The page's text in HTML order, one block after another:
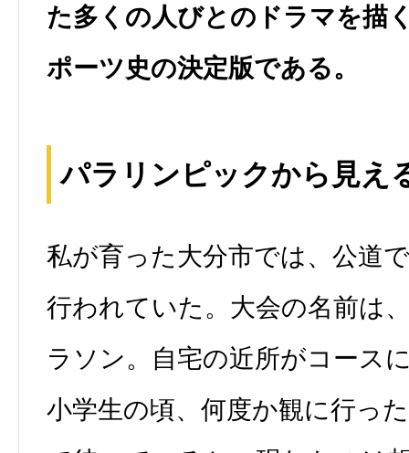
た多くの人びとのドラマを描
ポーツ史の決定版である。
パラリンピックから見え
私が育った大分市では、公道
行われていた。大会の名前は
ラソン。自宅の近所がコース
小学生の頃、何度か観に行っ